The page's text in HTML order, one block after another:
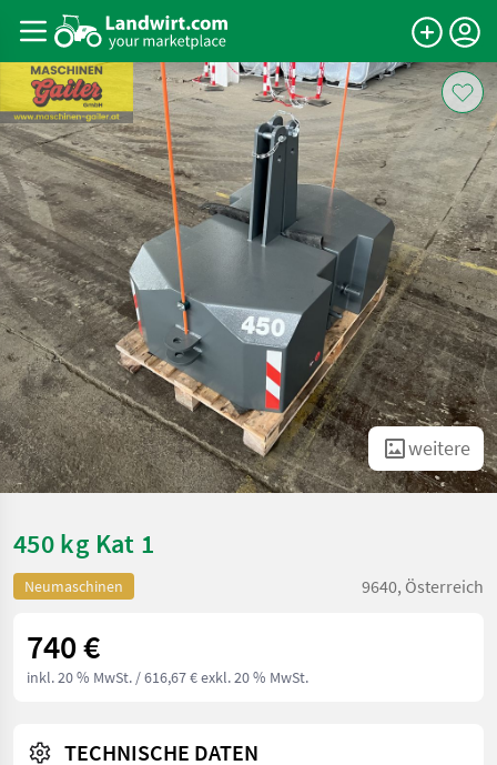
weitere
450 kg Kat 1
Neumaschinen 9640, Österreich
740 €
inkl. 20 % MwSt. / 616,67 € exkl. 20 % MwSt.
TECHNISCHE DATEN